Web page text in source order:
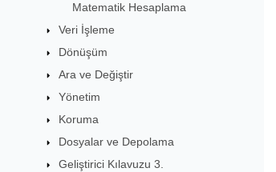
Matematik Hesaplama
Veri İşleme
Dönüşüm
Ara ve Değiştir
Yönetim
Koruma
Dosyalar ve Depolama
Geliştirici Kılavuzu 3.